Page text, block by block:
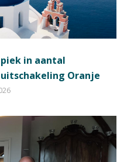
in aantal
Oranje